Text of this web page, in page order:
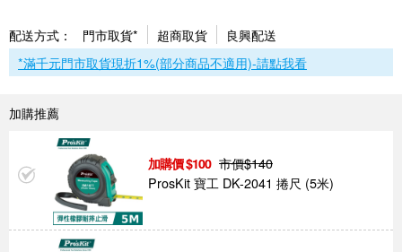
配送方式： 門市取貨* 超商取貨
良興配送
*滿千元門市取貨現折1%(部分商品不適用)-請點我看
加購推薦
100 市價$140
ProsKit 寶工 DK-2041 捲尺 (5米)